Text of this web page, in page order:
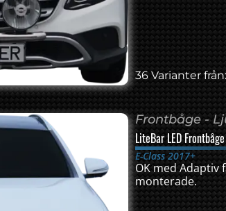
36 Varianter från:
Frontbåge -
LiteBar LED Frontbåge
E-Class 2017+
OK med
monterade.